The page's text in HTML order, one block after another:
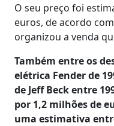
O seu preço foi
euros, de acordo
organizou a venda
Também entre os
elétrica Fender de
de Jeff Beck entre
por 1,2 milhões de
uma estimativa